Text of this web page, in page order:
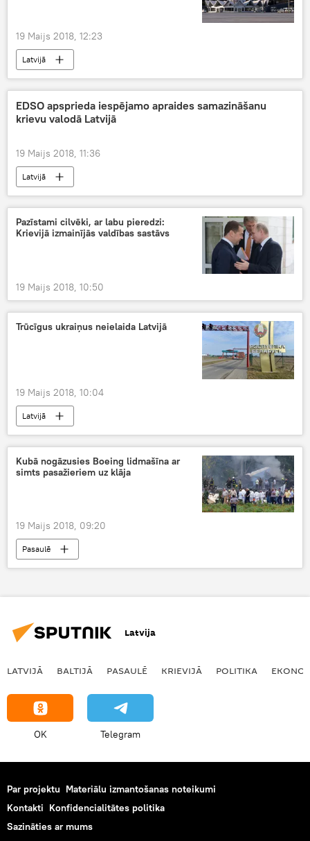
19 Maijs 2018, 12:23
Latvijā
EDSO apsprieda iespējamo apraides samazināšanu
krievu valodā Latvijā
19 Maijs 2018, 11:36
Latvijā
Pazīstami cilvēki, ar labu pieredzi:
Krievijā izmainījās valdības sastāvs
19 Maijs 2018, 10:50
Trūcīgus ukraiņus neielaida Latvijā
19 Maijs 2018, 10:04
Latvijā
Kubā nogāzusies Boeing lidmašīna ar
simts pasažieriem uz klāja
19 Maijs 2018, 09:20
Pasaulē
Latvija
LATVIJĀ BALTIJĀ PASAULĒ KRIEVIJĀ POLITIKA
OK Telegram
Par projektu Materiālu izmantošanas noteikumi
Kontakti Konfidencialitātes politika
Sazināties ar mums